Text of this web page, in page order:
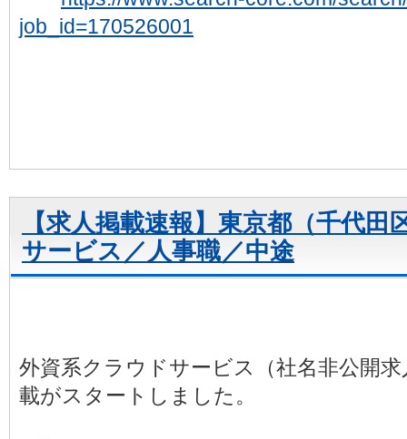
job_id=170526001
【求人掲載速報】東京都（千代
サービス／人事職／中途
外資系クラウドサービス（社名非公
載がスタートしました。